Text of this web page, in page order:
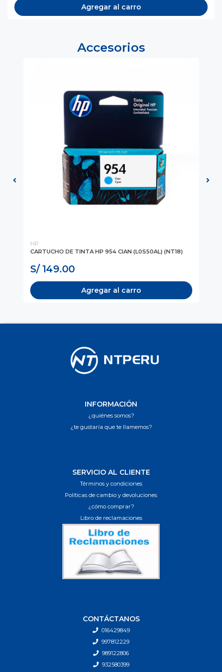
Agregar al carro
Accesorios
HP
CARTUCHO DE TINTA HP 954 CIAN (L0S50AL) (NT18)
S/ 149.00
Agregar al carro
INFORMACIÓN
¿quiénes somos?
¿te gustaría que te llamemos?
SERVICIO AL CLIENTE
Términos y condiciones
Políticas de cambio y devoluciones
¿cómo comprar?
Libro de reclamaciones
CONTÁCTANOS
016429849
997812229
989122806
932580399